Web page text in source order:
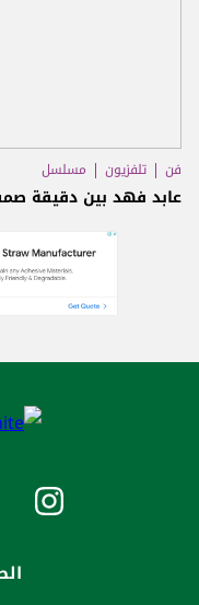
فن تلفزيون مسلسل
عابد فهد بين دقيقة